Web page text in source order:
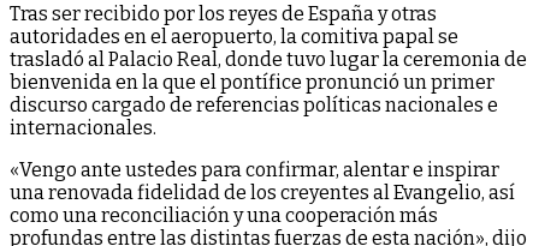
Tras ser recibido por los reyes de España y otras
autoridades en el aeropuerto, la comitiva papal se
trasladó al Palacio Real, donde tuvo lugar la ceremonia de
bienvenida en la que el pontífice pronunció un primer
discurso cargado de referencias políticas nacionales e
internacionales.
«Vengo ante ustedes para confirmar, alentar e inspirar
una renovada fidelidad de los creyentes al Evangelio, así
como una reconciliación y una cooperación más
profundas entre las distintas fuerzas de esta nación», dijo